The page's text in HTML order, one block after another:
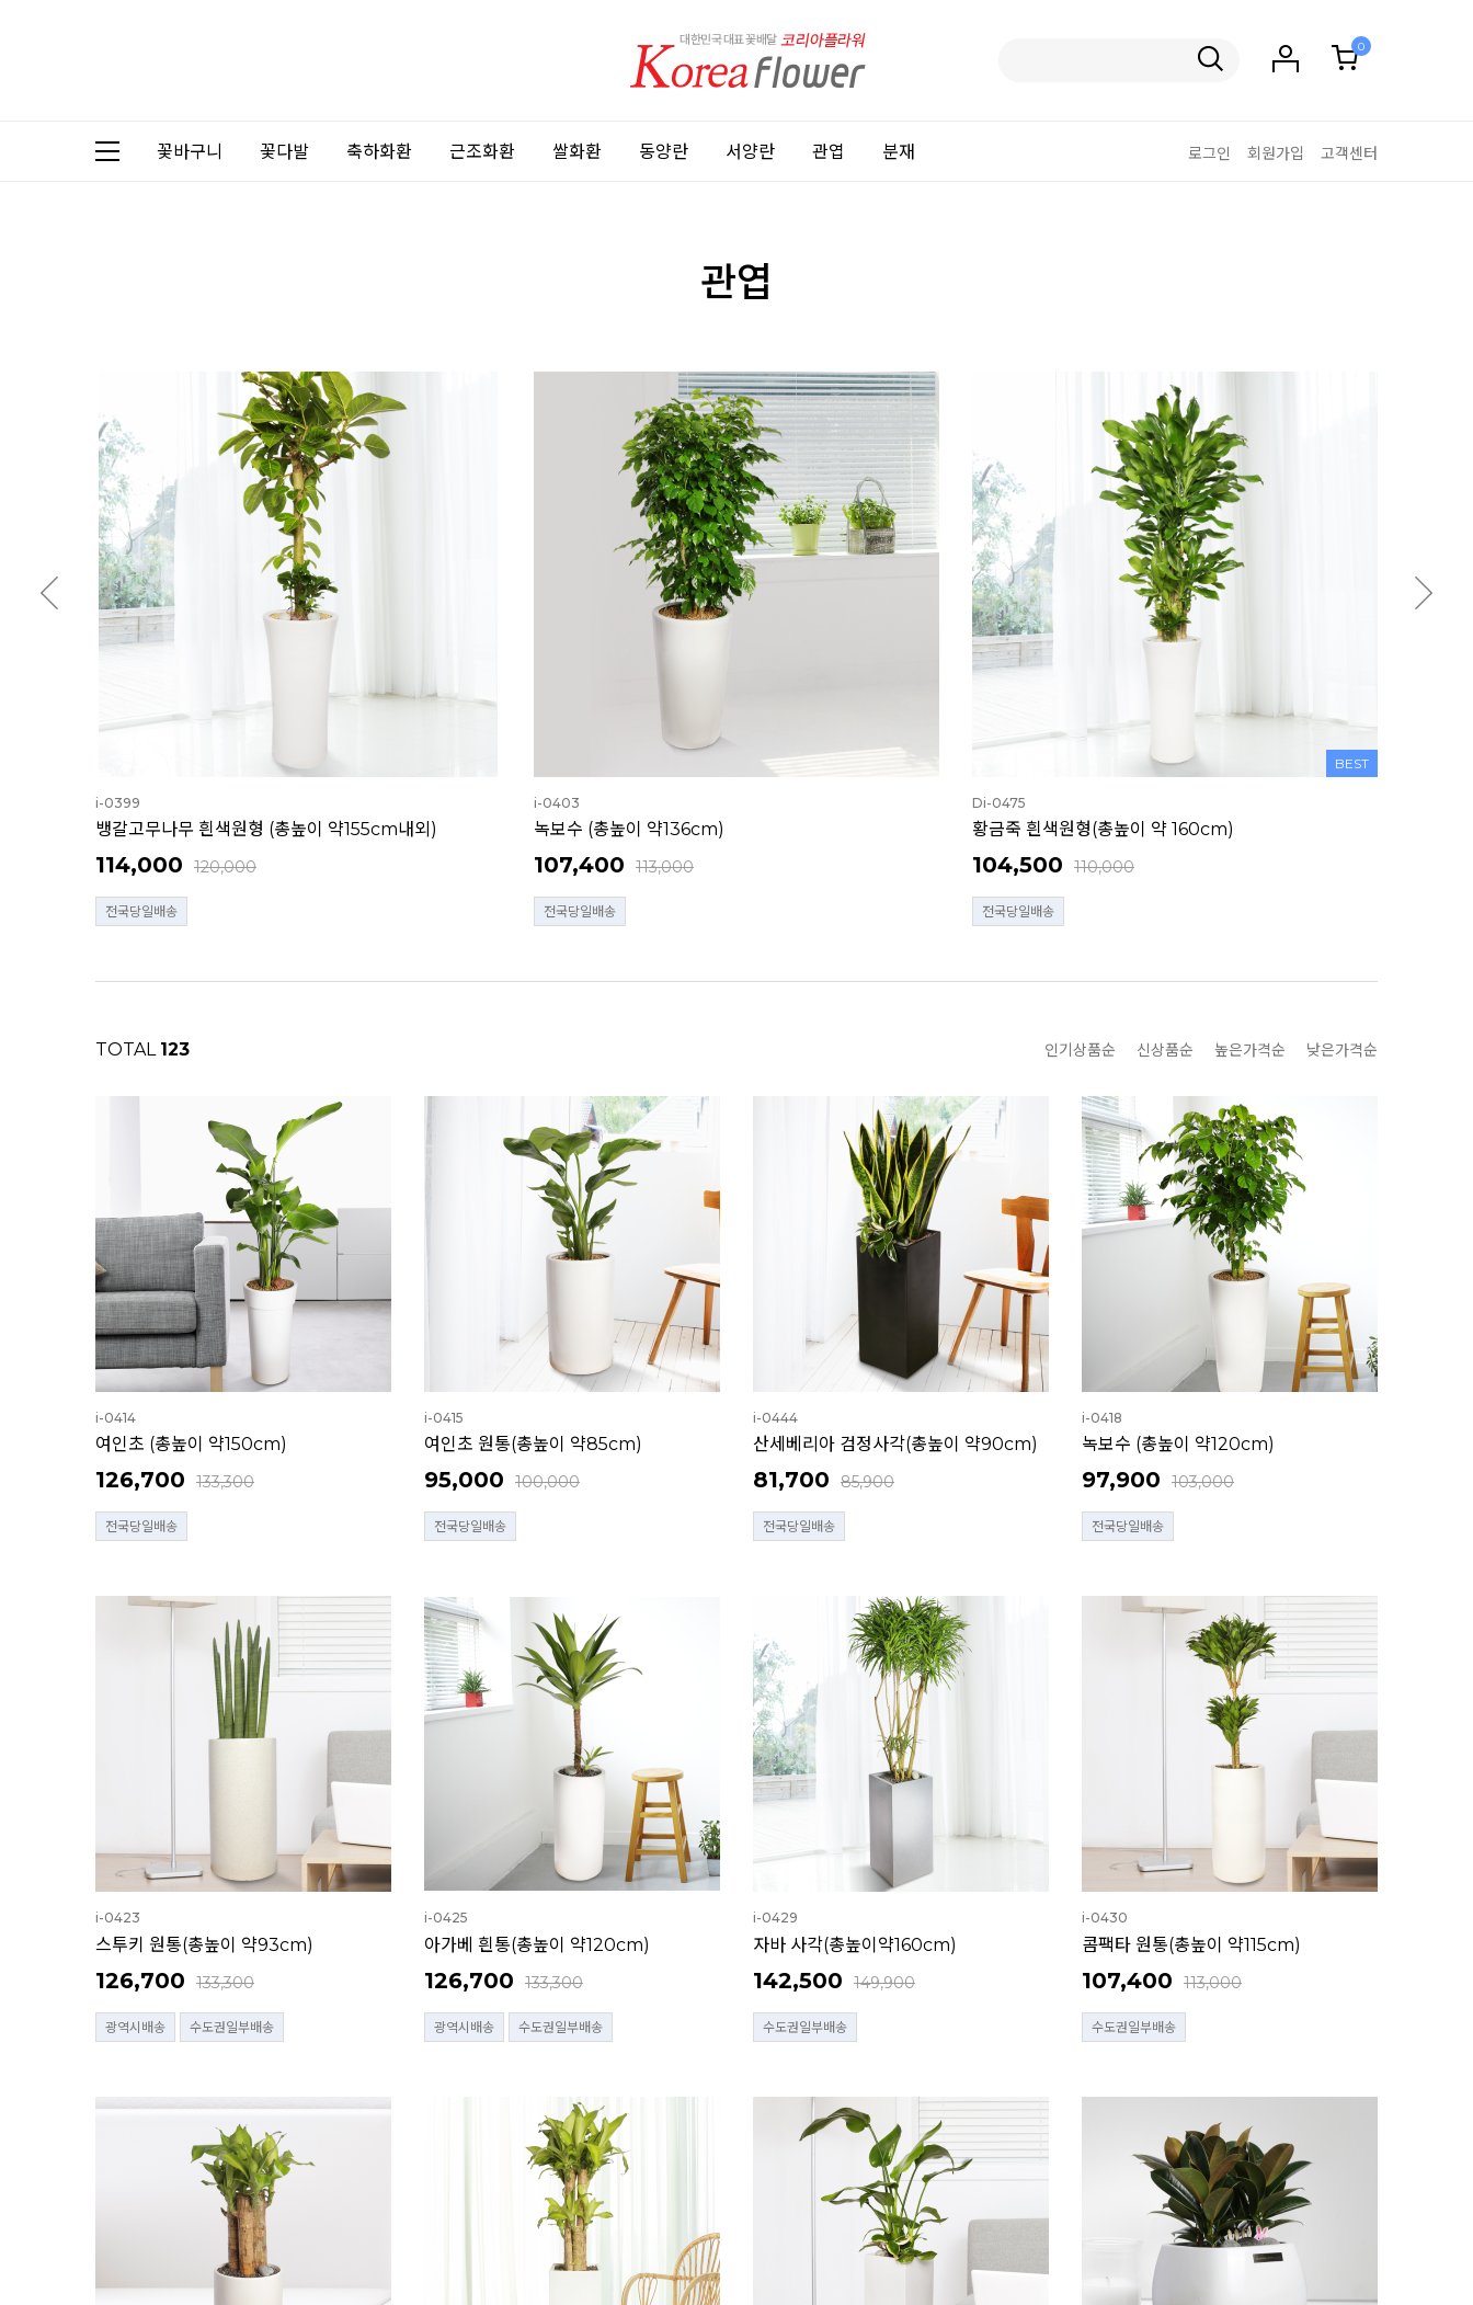
0
꽃바구니 꽃다발 축하화환 근조화환 쌀화환 동양란 서양란 관엽 분재 로그인 회원가입 고객센터
관엽
i-0399
뱅갈고무나무 흰색원형 (총높이 약155cm내외)
114,000 120,000
전국당일배송
i-0403
녹보수 (총높이 약136cm)
107,400 113,000
전국당일배송
BEST
Di-0475
황금죽 흰색원형(총높이 약 160cm)
104,500 110,000
전국당일배송
TOTAL 123 인기상품순 신상품순 높은가격순 낮은가격순
i-0414
여인초 (총높이 약150cm)
126,700 133,300
전국당일배송
i-0415
여인초 원통(총높이 약85cm)
95,000 100,000
전국당일배송
i-0444
산세베리아 검정사각(총높이 약90cm)
81,700 85,900
전국당일배송
i-0418
녹보수 (총높이 약120cm)
97,900 103,000
전국당일배송
i-0423
스투키 원통(총높이 약93cm)
126,700 133,300
광역시배송 수도권일부배송
i-0425
아가베 흰통(총높이 약120cm)
126,700 133,300
광역시배송 수도권일부배송
i-0429
자바 사각(총높이약160cm)
142,500 149,900
수도권일부배송
i-0430
콤팩타 원통(총높이 약115cm)
107,400 113,000
수도권일부배송